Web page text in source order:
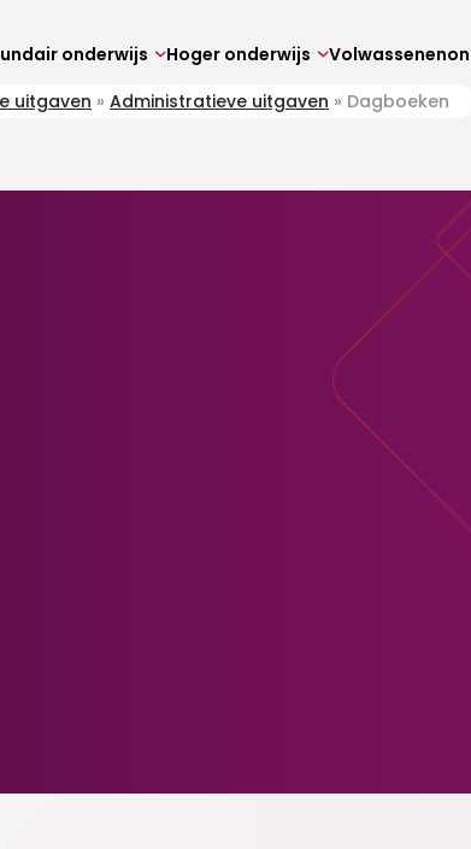
onderwijs Hoger onderwijs
uitgaven » Administratieve uitgaven » Dagboeken